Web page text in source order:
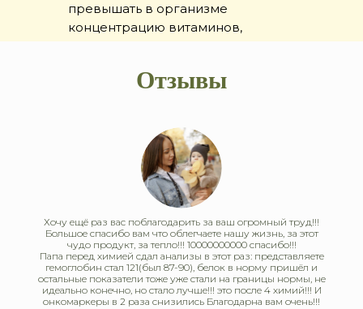
превышать в организме
концентрацию витаминов,
макроэлементов,
других компонентов.
Отзывы
Хочу ещё раз вас поблагодарить за ваш огромный труд!!!
Большое спасибо вам что облегчаете нашу жизнь, за этот
чудо продукт, за тепло!!! 10000000000 спасибо!!!
Папа перед химией сдал анализы в этот раз: представляете
гемоглобин стал 121(был 87-90), белок в норму пришёл и
остальные показатели тоже уже стали на границы нормы, не
идеально конечно, но стало лучше!!! это после 4 химий!!! И
онкомаркеры в 2 раза снизились Благодарна вам очень!!!